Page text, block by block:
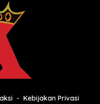
Kebijakan Privasi